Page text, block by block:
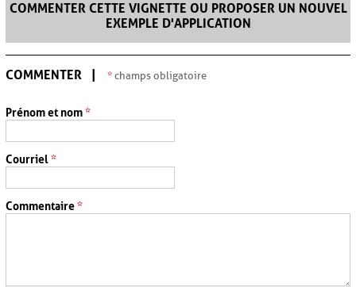
COMMENTER CETTE VIGNETTE OU PROPOSER UN NOUVEL
EXEMPLE D'APPLICATION
COMMENTER * champs obligatoire
Prénom et nom*
Courriel*
Commentaire*